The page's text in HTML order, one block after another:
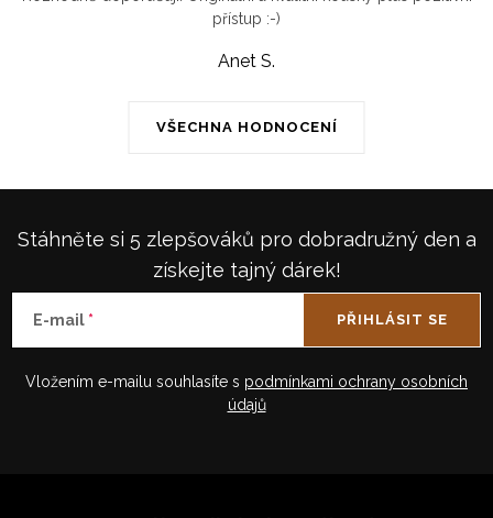
VŠECHNA HODNOCENÍ
přístup :-)
Anet S.
Stáhněte si 5 zlepšováků pro dobradružný den a
získejte tajný dárek!
E-mail
Vložením e-mailu souhlasíte s podmínkami ochrany osobních
údajů
PŘIHLÁSIT SE